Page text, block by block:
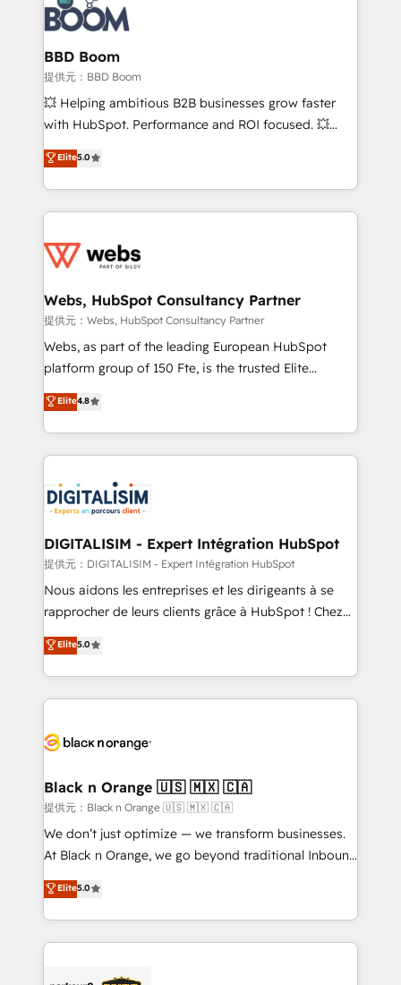
cumulées
Seamless CRM, CMS, and automation setup •
Complex platform migrations and data cleanups •
Custom APIs and third-party integrations 📈 End-to-
End Revenue Acceleration • Lifecycle marketing and
pipeline growth programs • Sales enablement tools
and CRM optimization • Retention strategies with
Execution • 750+ onboardings and 2,000+
implementations • Deep expertise across marketing,
BBD Boom
提供元：BBD Boom
💥 Helping ambitious B2B businesses grow faster
with HubSpot. Performance and ROI focused. 💥
BBD Boom is the HubSpot partner that can help you
to HubSpot Better. We work with your teams to
solve all your HubSpot challenges and improve user
adoption, sales process and marketing results.
the first time 🔧 Designing and optimising your
and build using HubSpot 🔌 Integrating HubSpot
with other systems 🎓 Training your teams to be
HubSpot pros 📊 Lead generation services using
HubSpot Why us? - SIX HubSpot Accreditations -
CRM, Solutions Architecture, Onboarding , Data
Migration, Custom Integration & Platform
team of 25+ experts Contact us today to help you
get more from your investment in HubSpot.
Elite5.0
Webs, HubSpot Consultancy Partner
提供元：Webs, HubSpot Consultancy Partner
Webs, as part of the leading European HubSpot
platform group of 150 Fte, is the trusted Elite
HubSpot CRM Partner offering you a roadmap on
maximizing EBITDA and achieving Commercial
Excellence. With our targeted processes, we
strengthen your digital transformation and minimize
Implementation partner, we provide expertise to
drive your business forward. Since 2015 we are fully
dedicated to HubSpot and with an experienced
team (50+), we work with reputable companies in
B2B sectors such as manufacturing, SaaS and
business services. We prepare a customized
impact of your digital transformation, including a
detailed financial rationale with a focus on ROI and
embark on a transformational journey that sets your
business up for long-term success. Unlock your
business. If not now, when?
Elite4.8
DIGITALISIM - Expert Intégration HubSpot
提供元：DIGITALISIM - Expert Intégration HubSpot
Nous aidons les entreprises et les dirigeants à se
rapprocher de leurs clients grâce à HubSpot ! Chez
DIGITALISIM, nous avons l'intime conviction que la
réussite des entreprises passe par l’innovation web,
le marketing digital, et la relation client ! C'est
pourquoi, nos experts sont à la fois capables de
référencement, votre stratégie digitale et le pilotage
projet HubSpot avec DIGITALISIM : 🧽 Nettoyage,
migration et intégration des bases de données. 🚀
Développement des interfaces avec vos logiciels
métiers ⚙️ Configuration de la plateforme HubSpot
Book Process & Guidelines utilisateurs 🎓
Formations des utilisateurs
Elite5.0
Black n Orange 🇺🇸 🇲🇽 🇨🇦
提供元：Black n Orange 🇺🇸 🇲🇽 🇨🇦
We don’t just optimize — we transform businesses.
At Black n Orange, we go beyond traditional Inbound
Marketing with our exclusive methodologies:
BOOMS and BOOST. Together, they form a powerful
combination that has driven success for over 800
businesses worldwide. As Elite HubSpot Partners, we
Elite5.0